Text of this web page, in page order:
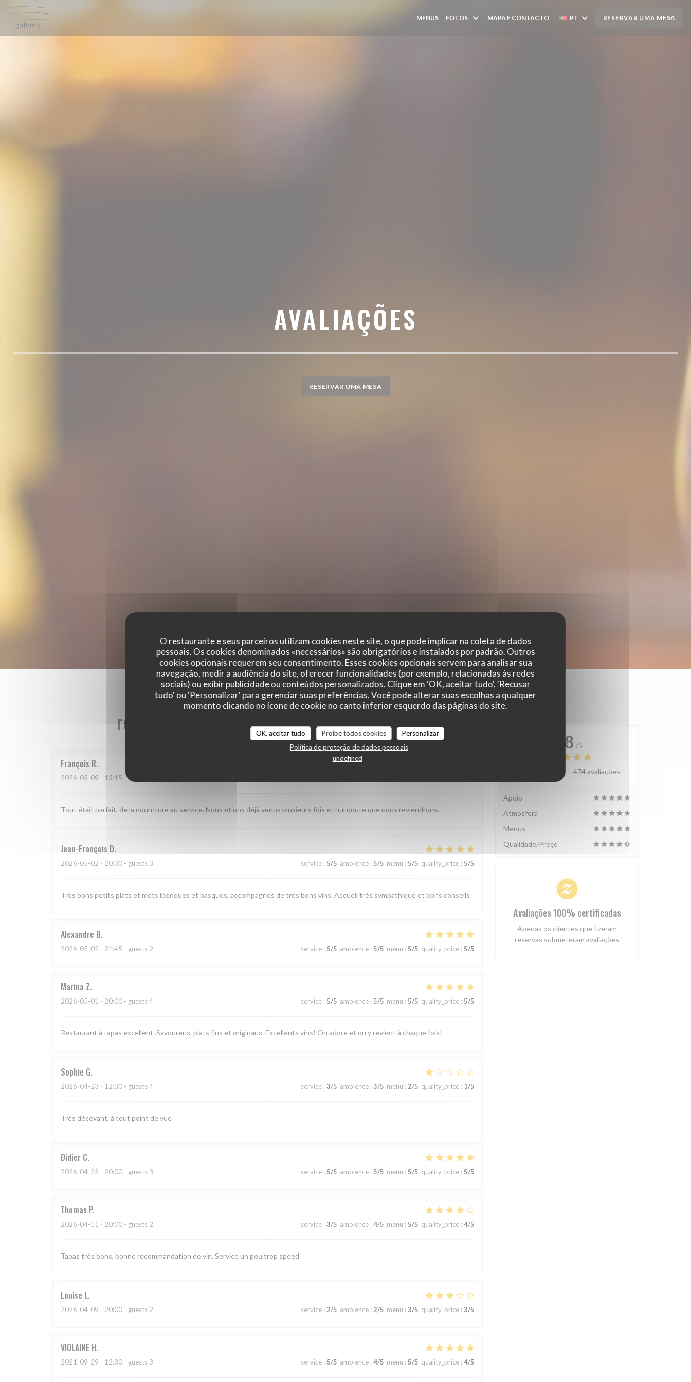
Painel de Gerenciamento de Cookies
O restaurante e seus parceiros utilizam cookies neste site, o que pode implicar na coleta de dados
pessoais. Os cookies denominados «necessários» são obrigatórios e instalados por padrão. Outros
cookies opcionais requerem seu consentimento. Esses cookies opcionais servem para analisar sua
navegação, medir a audiência do site, oferecer funcionalidades (por exemplo, relacionadas às redes
sociais) ou exibir publicidade ou conteúdos personalizados. Clique em 'OK, aceitar tudo', 'Recusar
tudo' ou 'Personalizar' para gerenciar suas preferências. Você pode alterar suas escolhas a qualquer
momento clicando no ícone de cookie no canto inferior esquerdo das páginas do site.
OK, aceitar tudo Proíbe todos cookies
Personalizar
Política de proteção de dados pessoais
undefined
MENUS FOTOS MAPA E CONTACTO PT RESERVAR UMA MESA
AVALIAÇÕES
RESERVAR UMA MESA
reviews_from_our_clients_following_booking
François R
2026-05-09 - 13:15 - guests 3
Tout était parfait, de la nourriture au service. Nous étions déjà venus plusieurs fois et nul doute que nous reviendrons.
Jean-François D
2026-05-02 - 20:30 - guests 3 service : 5/5 ambience : 5/5 menu : 5/5 quality_price : 5/5
Très bons petits plats et mets ibériques et basques, accompagnés de très bons vins. Accueil très sympathique et bons conseils
Alexandre B
2026-05-02 - 21:45 - guests 2 service : 5/5 ambience : 5/5 menu : 5/5 quality_price : 5/5
Marina Z
2026-05-01 - 20:00 - guests 4 service : 5/5 ambience : 5/5 menu : 5/5 quality_price : 5/5
Restaurant à tapas excellent. Savoureux, plats fins et originaux. Excellents vins! On adore et on y revient à chaque fois!
Sophie G
2026-04-23 - 12:30 - guests 4 service : 3/5 ambience : 3/5 menu : 2/5 quality_price : 1/5
Très décevant, à tout point de vue
Didier C
2026-04-25 - 20:00 - guests 3 service : 5/5 ambience : 5/5 menu : 5/5 quality_price : 5/5
Thomas P
2026-04-11 - 20:00 - guests 2 service : 3/5 ambience : 4/5 menu : 5/5 quality_price : 4/5
Tapas très bons, bonne recommandation de vin. Service un peu trop speed
Louise L
2026-04-09 - 20:00 - guests 2 service : 2/5 ambience : 2/5 menu : 3/5 quality_price : 3/5
VIOLAINE H
2021-09-29 - 12:30 - guests 3 service : 5/5 ambience : 4/5 menu : 5/5 quality_price : 4/5
4.8 /5
Avaliação média — 474 avaliações
Apoio
Atmosfera
Menus
Qualidade/Preço
Avaliações 100% certificadas
Apenas os clientes que fizeram
reservas submeteram avaliações